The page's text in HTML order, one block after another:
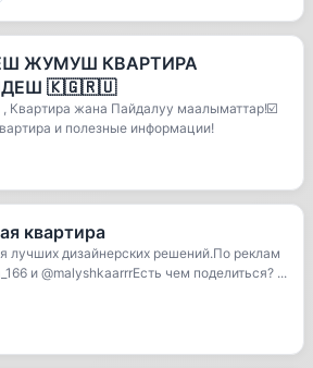
ЖУМУШ КВАРТИРА
🇰🇬🇷🇺
жана Пайдалуу маалыматтар!☑️
и полезные информации!
квартира
лучших дизайнерских решений.По реклам
и @malyshkaarrrЕсть чем поделиться? ...